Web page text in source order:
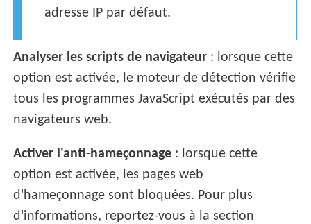
adresse IP par défaut.
Analyser les scripts de navigateur : lorsque cette
option est activée, le moteur de détection vérifie
tous les programmes JavaScript exécutés par des
navigateurs web.
Activer l'anti-hameçonnage : lorsque cette
option est activée, les pages web
d'hameçonnage sont bloquées. Pour plus
d'informations, reportez-vous à la section